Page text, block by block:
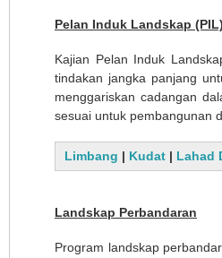
Pelan Induk Landskap (PIL)
Kajian Pelan Induk
tindakan jangka panjang
menggariskan cadangan
sesuai untuk pembangunan
Limbang | Kudat | Lahad
Landskap Perbandaran
Program landskap